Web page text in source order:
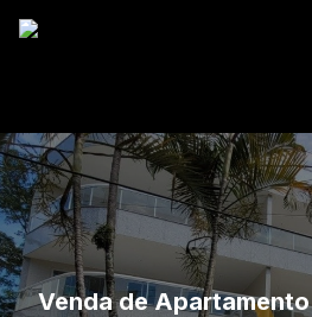
Venda de